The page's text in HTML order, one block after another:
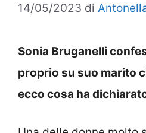
14/05/2023 di
Sonia Bruganelli
proprio su suo marito
ecco cosa ha